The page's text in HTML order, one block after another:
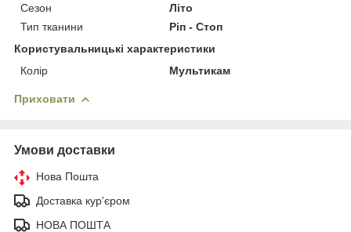
Сезон
Літо
Тип тканини
Ріп - Стоп
Користувальницькі характеристики
Колір
Мультикам
Приховати
Умови доставки
Нова Пошта
Доставка кур'єром
НОВА ПОШТА